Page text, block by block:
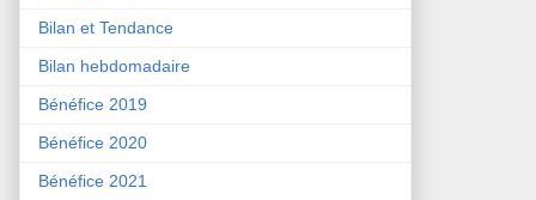
Bilan et Tendance
Bilan hebdomadaire
Bénéfice 2019
Bénéfice 2020
Bénéfice 2021